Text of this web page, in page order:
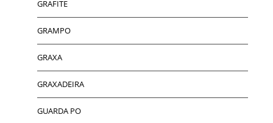
GRAFITE
GRAMPO
GRAXA
GRAXADEIRA
GUARDA PO